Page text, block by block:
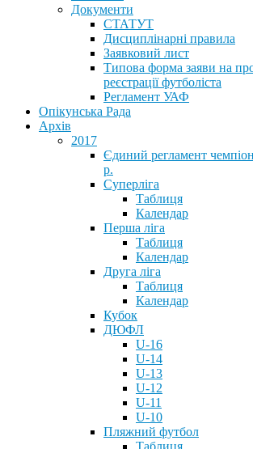
Документи
СТАТУТ
Дисциплінарні правила
Заявковий лист
Типова форма заяви на
реєстрації футболіста
Регламент УАФ
Опікунська Рада
Архів
2017
Єдиний регламент
р.
Суперліга
Таблиця
Календар
Перша ліга
Таблиця
Календар
Друга ліга
Таблиця
Календар
Кубок
ДЮФЛ
U-16
U-14
U-13
U-12
U-11
U-10
Пляжний футбол
Таблиця